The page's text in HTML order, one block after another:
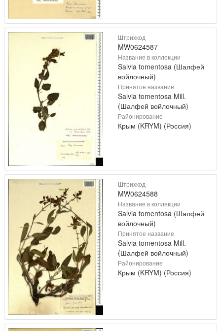
Штрихкод
MW0624587
Название в коллекции
Salvia tomentosa (Шалфей
войлочный)
Принятое название
Salvia tomentosa Mill.
(Шалфей войлочный)
Районирование
Крым (KRYM) (Россия)
Штрихкод
MW0624588
Название в коллекции
Salvia tomentosa (Шалфей
войлочный)
Принятое название
Salvia tomentosa Mill.
(Шалфей войлочный)
Районирование
Крым (KRYM) (Россия)